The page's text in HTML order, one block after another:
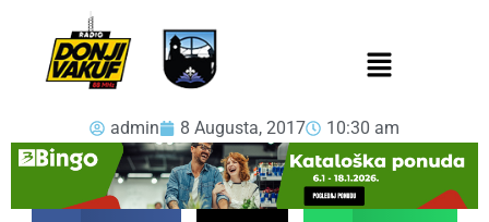
admin 8 Augusta, 2017 10:30 am